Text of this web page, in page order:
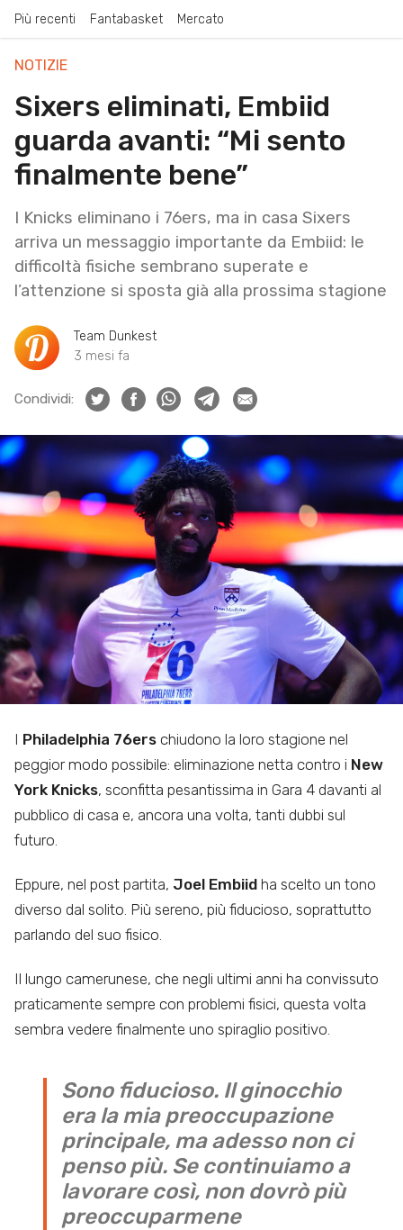
Più recenti Fantabasket Mercato
NOTIZIE
Sixers eliminati, Embiid
guarda avanti: “Mi sento
finalmente bene”
I Knicks eliminano i 76ers, ma in casa Sixers
arriva un messaggio importante da Embiid: le
difficoltà fisiche sembrano superate e
l’attenzione si sposta già alla prossima stagione
Team Dunkest
3 mesi fa
Condividi:
I Philadelphia 76ers chiudono la loro stagione nel
peggior modo possibile: eliminazione netta contro i New
York Knicks, sconfitta pesantissima in Gara 4 davanti al
pubblico di casa e, ancora una volta, tanti dubbi sul
futuro.
Eppure, nel post partita, Joel Embiid ha scelto un tono
diverso dal solito. Più sereno, più fiducioso, soprattutto
parlando del suo fisico.
Il lungo camerunese, che negli ultimi anni ha convissuto
praticamente sempre con problemi fisici, questa volta
sembra vedere finalmente uno spiraglio positivo.
Sono fiducioso. Il ginocchio
era la mia preoccupazione
principale, ma adesso non ci
penso più. Se continuiamo a
lavorare così, non dovrò più
preoccuparmene